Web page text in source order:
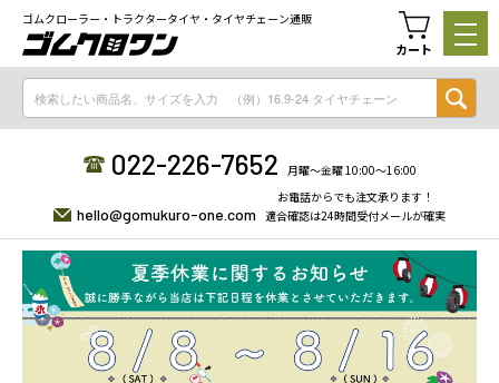
ゴムクローラー・トラクタータイヤ・タイヤチェーン通販
カート
022-226-7652 月曜〜金曜 10:00〜16:00
hello@gomukuro-one.com
お電話からでも注文承ります！
適合確認は24時間受付メールが確実